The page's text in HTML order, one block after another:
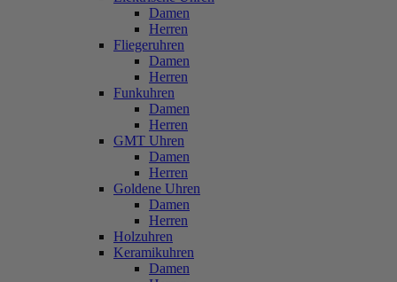
Damen
Herren
Fliegeruhren
Damen
Herren
Funkuhren
Damen
Herren
GMT Uhren
Damen
Herren
Goldene Uhren
Damen
Herren
Holzuhren
Keramikuhren
Damen